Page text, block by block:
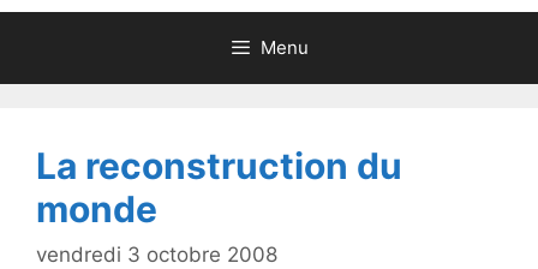
Menu
La reconstruction du
monde
vendredi 3 octobre 2008